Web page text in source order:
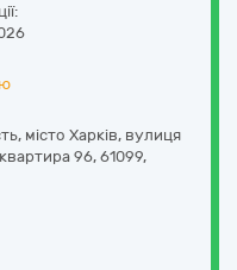
, місто Харків, вулиця
96, 61099,